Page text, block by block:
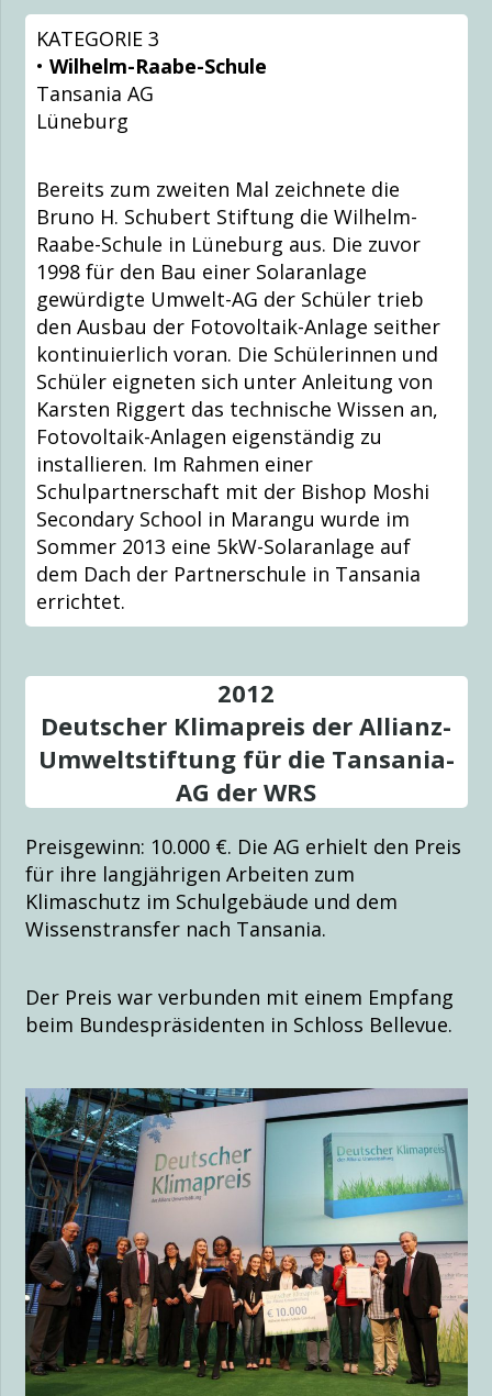
KATEGORIE 3
• Wilhelm-Raabe-Schule
Tansania AG
Lüneburg
Bereits zum zweiten Mal zeichnete die
Bruno H. Schubert Stiftung die Wilhelm-
Raabe-Schule in Lüneburg aus. Die zuvor
1998 für den Bau einer Solaranlage
gewürdigte Umwelt-AG der Schüler trieb
den Ausbau der Fotovoltaik-Anlage seither
kontinuierlich voran. Die Schülerinnen und
Schüler eigneten sich unter Anleitung von
Karsten Riggert das technische Wissen an,
Fotovoltaik-Anlagen eigenständig zu
installieren. Im Rahmen einer
Schulpartnerschaft mit der Bishop Moshi
Secondary School in Marangu wurde im
Sommer 2013 eine 5kW-Solaranlage auf
dem Dach der Partnerschule in Tansania
errichtet.
2012
Deutscher Klimapreis der Allianz-
Umweltstiftung für die Tansania-
AG der WRS
Preisgewinn: 10.000 €. Die AG erhielt den Preis
für ihre langjährigen Arbeiten zum
Klimaschutz im Schulgebäude und dem
Wissenstransfer nach Tansania.
Der Preis war verbunden mit einem Empfang
beim Bundespräsidenten in Schloss Bellevue.